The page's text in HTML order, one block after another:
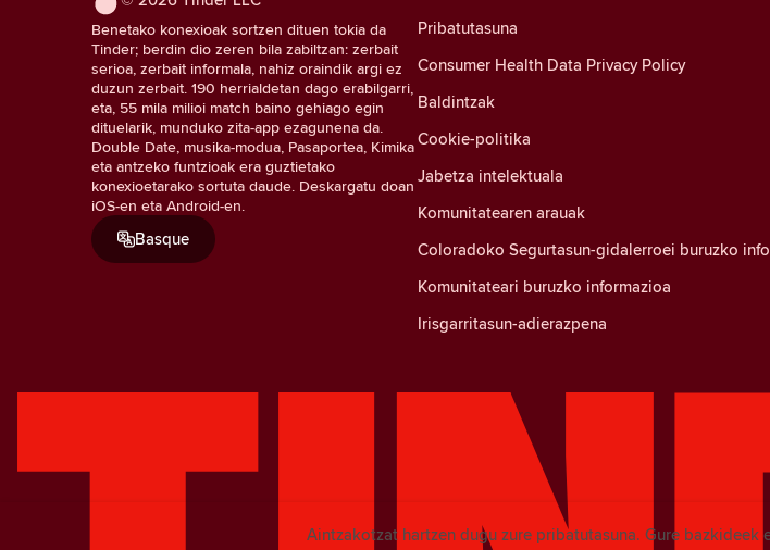
Benetako konexioak sortzen dituen tokia da
Tinder; berdin dio zeren bila zabiltzan: zerbait
serioa, zerbait informala, nahiz oraindik argi ez
duzun zerbait. 190 herrialdetan dago erabilgarri,
eta, 55 mila milioi match baino gehiago egin
dituelarik, munduko zita-app ezagunena da.
Double Date, musika-modua, Pasaportea, Kimika
eta antzeko funtzioak era guztietako
konexioetarako sortuta daude. Deskargatu doan
iOS-en eta Android-en.
Basque
Pribatutasuna
Consumer Health Data Privacy Policy
Baldintzak
Cookie-politika
Jabetza intelektuala
Komunitatearen arauak
Coloradoko Segurtasun-gidalerroei buruzko
Komunitateari buruzko informazioa
Irisgarritasun-adierazpena
Aintzakotzat hartzen dugu zure pribatutasuna. Gure